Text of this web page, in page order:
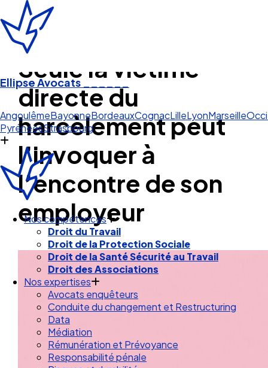
Ellipse Avocats ______
Lill
AngoulêmeBayonneBordeauxCognac LilleLyon Marseille
Pyrénées
Nos compétences
Droit du Travail
Droit de la Protection Sociale
Droit de la Santé Sécurité au Travail
Droit des Associations
Nos expertises
Avocats enquêteurs
Conduite du changement et Restructuring
Data
Médiation
Rémunération et Prévoyance
Seule la victime
directe du
harcèlement peut
l’invoquer à
l’encontre de son
employeur